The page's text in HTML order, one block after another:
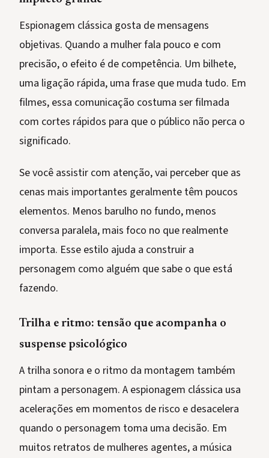
Espionagem clássica gosta de mensagens
objetivas. Quando a mulher fala pouco e com
precisão, o efeito é de competência. Um bilhete,
uma ligação rápida, uma frase que muda tudo. Em
filmes, essa comunicação costuma ser filmada
com cortes rápidos para que o público não perca o
significado.
Se você assistir com atenção, vai perceber que as
cenas mais importantes geralmente têm poucos
elementos. Menos barulho no fundo, menos
conversa paralela, mais foco no que realmente
importa. Esse estilo ajuda a construir a
personagem como alguém que sabe o que está
fazendo.
Trilha e ritmo: tensão que acompanha o
suspense psicológico
A trilha sonora e o ritmo da montagem também
pintam a personagem. A espionagem clássica usa
acelerações em momentos de risco e desacelera
quando o personagem toma uma decisão. Em
muitos retratos de mulheres agentes, a música